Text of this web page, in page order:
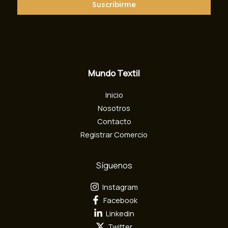
e
Suscribirme
Mundo Textil
Inicio
Nosotros
Contacto
Registrar Comercio
Síguenos
Instagram
Facebook
Linkedin